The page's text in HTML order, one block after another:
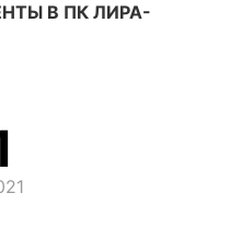
В ПК ЛИРА-